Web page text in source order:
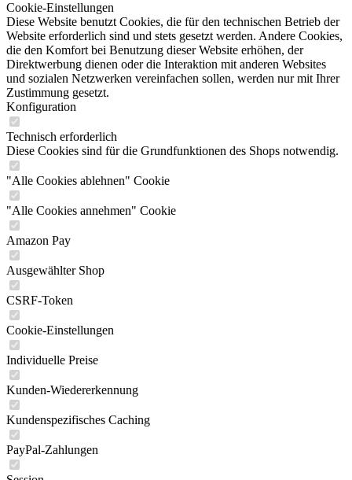
Cookie-Einstellungen
Diese Website benutzt Cookies, die für den technischen Betrieb der
Website erforderlich sind und stets gesetzt werden. Andere Cookies,
die den Komfort bei Benutzung dieser Website erhöhen, der
Direktwerbung dienen oder die Interaktion mit anderen Websites
und sozialen Netzwerken vereinfachen sollen, werden nur mit Ihrer
Zustimmung gesetzt.
Konfiguration
Technisch erforderlich
Diese Cookies sind für die Grundfunktionen des Shops notwendig.
"Alle Cookies ablehnen" Cookie
"Alle Cookies annehmen" Cookie
Amazon Pay
Ausgewählter Shop
CSRF-Token
Cookie-Einstellungen
Individuelle Preise
Kunden-Wiedererkennung
Kundenspezifisches Caching
PayPal-Zahlungen